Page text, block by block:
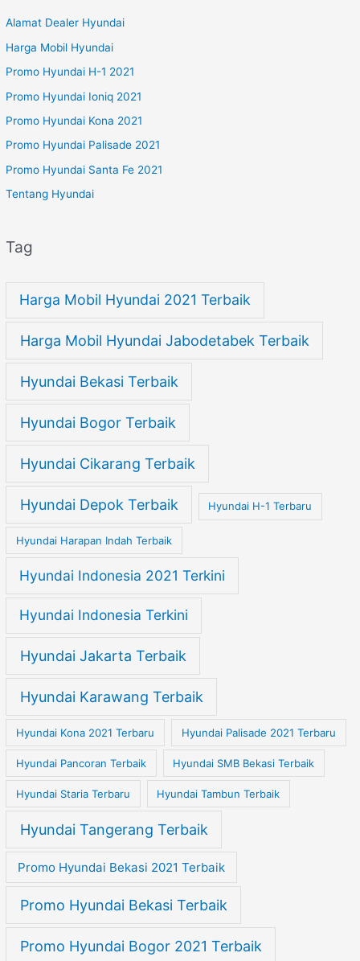
Alamat Dealer Hyundai
Harga Mobil Hyundai
Promo Hyundai H-1 2021
Promo Hyundai Ioniq 2021
Promo Hyundai Kona 2021
Promo Hyundai Palisade 2021
Promo Hyundai Santa Fe 2021
Tentang Hyundai
Tag
Harga Mobil Hyundai 2021 Terbaik
Harga Mobil Hyundai Jabodetabek Terbaik
Hyundai Bekasi Terbaik
Hyundai Bogor Terbaik
Hyundai Cikarang Terbaik
Hyundai Depok Terbaik Hyundai H-1 Terbaru
Hyundai Harapan Indah Terbaik
Hyundai Indonesia 2021 Terkini
Hyundai Indonesia Terkini
Hyundai Jakarta Terbaik
Hyundai Karawang Terbaik
Hyundai Kona 2021 Terbaru Hyundai Palisade 2021 Terbaru
Hyundai Pancoran Terbaik Hyundai SMB Bekasi Terbaik
Hyundai Staria Terbaru Hyundai Tambun Terbaik
Hyundai Tangerang Terbaik
Promo Hyundai Bekasi 2021 Terbaik
Promo Hyundai Bekasi Terbaik
Promo Hyundai Bogor 2021 Terbaik